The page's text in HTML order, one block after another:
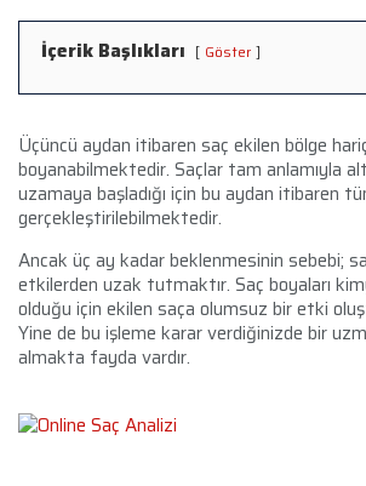
İçerik Başlıkları Göster
Üçüncü aydan itibaren saç ekilen bölge
boyanabilmektedir. Saçlar tam anlamıyla
uzamaya başladığı için bu aydan itibaren
gerçekleştirilebilmektedir.
Ancak üç ay kadar beklenmesinin sebebi;
etkilerden uzak tutmaktır. Saç boyaları
olduğu için ekilen saça olumsuz bir etki
Yine de bu işleme karar verdiğinizde bir
almakta fayda vardır.